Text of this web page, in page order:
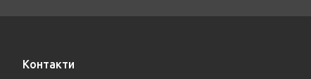
Контакти